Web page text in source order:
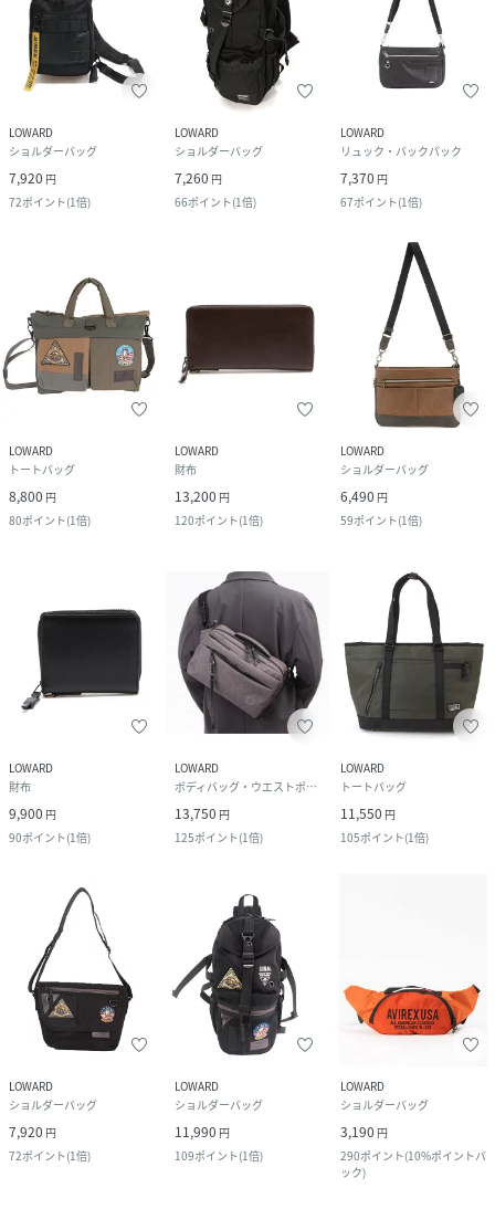
LOWARD
ショルダーバッグ
7,920 円
72ポイント(1倍)
LOWARD
ショルダーバッグ
7,260 円
66ポイント(1倍)
LOWARD
リュック・バックパック
7,370 円
67ポイント(1倍)
LOWARD
トートバッグ
8,800 円
80ポイント(1倍)
LOWARD
財布
13,200 円
120ポイント(1倍)
LOWARD
ショルダーバッグ
6,490 円
59ポイント(1倍)
LOWARD
財布
9,900 円
90ポイント(1倍)
LOWARD
ボディバッグ・ウエストポーチ
13,750 円
125ポイント(1倍)
LOWARD
トートバッグ
11,550 円
105ポイント(1倍)
LOWARD
ショルダーバッグ
7,920 円
72ポイント(1倍)
LOWARD
ショルダーバッグ
11,990 円
109ポイント(1倍)
LOWARD
ショルダーバッグ
3,190 円
290ポイント(10%ポイントバ
ック)